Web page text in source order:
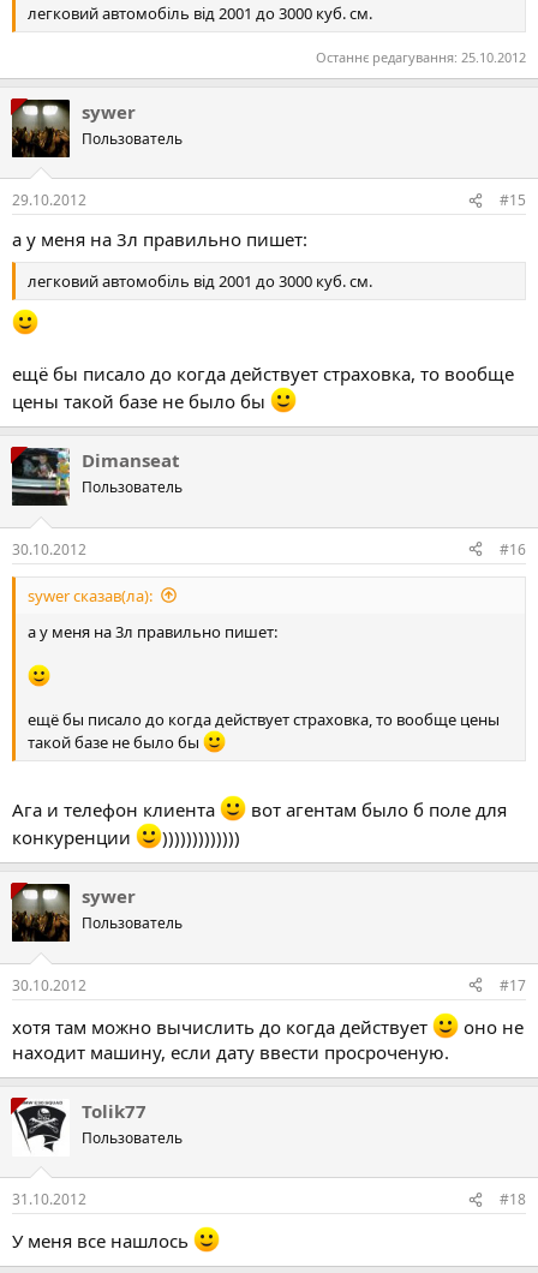
легковий автомобіль від 2001 до 3000 куб. см.
Останнє редагування: 25.10.2012
sywer
Пользователь
29.10.2012 #15
а у меня на 3л правильно пишет:
легковий автомобіль від 2001 до 3000 куб. см.
ещё бы писало до когда действует страховка, то вообще
цены такой базе не было бы
Dimanseat
Пользователь
30.10.2012 #16
sywer сказав(ла):
а у меня на 3л правильно пишет:
ещё бы писало до когда действует страховка, то вообще цены
такой базе не было бы
Ага и телефон клиента
вот агентам было б поле для
конкуренции
)))))))))))))
sywer
Пользователь
30.10.2012 #17
хотя там можно вычислить до когда действует
оно не
находит машину, если дату ввести просроченую.
Tolik77
Пользователь
31.10.2012 #18
У меня все нашлось